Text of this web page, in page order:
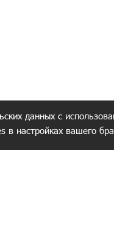
данных с
в настройках вашего